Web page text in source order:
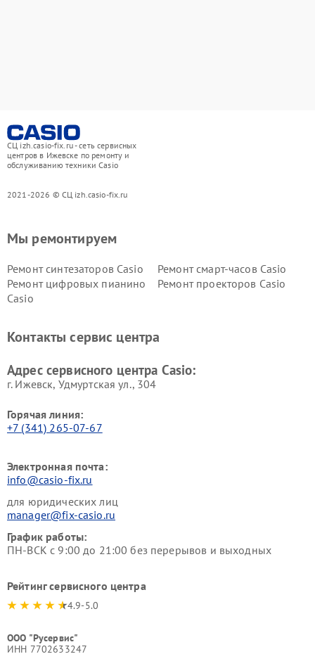
СЦ izh.casio-fix.ru - сеть сервисных
центров в Ижевске по ремонту и
обслуживанию техники Casio
2021-2026 © СЦ izh.casio-fix.ru
Мы ремонтируем
Ремонт синтезаторов Casio
Ремонт смарт-часов Casio
Ремонт цифровых пианино
Casio
Ремонт проекторов Casio
Контакты сервис центра
Адрес сервисного центра Casio:
г. Ижевск, Удмуртская ул., 304
Горячая линия:
+7 (341) 265-07-67
Электронная почта:
info@casio-fix.ru
для юридических лиц
manager@fix-casio.ru
График работы:
ПН-ВСК с 9:00 до 21:00 без перерывов и выходных
Рейтинг сервисного центра
4.9-5.0
ООО "Русервис"
ИНН 7702633247